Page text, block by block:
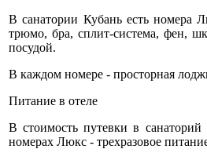
В санатории Кубань есть номера
трюмо, бра, сплит-система, фен,
посудой.
В каждом номере - просторная
Питание в отеле
В стоимость путевки в
номерах Люкс - трехразовое